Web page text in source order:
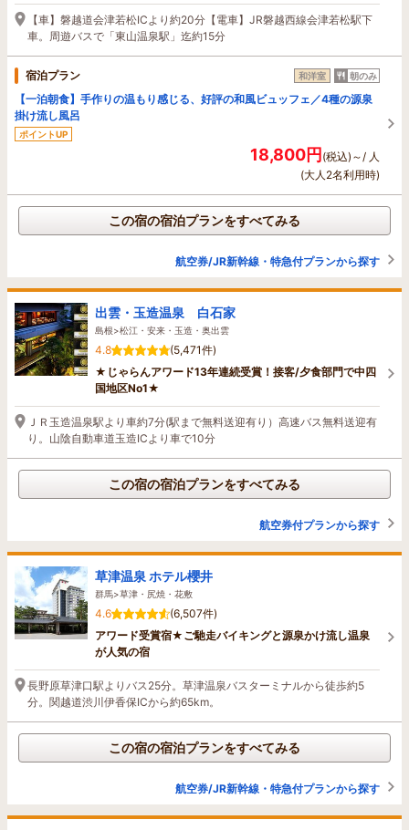
【車】磐越道会津若松ICより約20分【電車】JR磐越西線会津若松駅下
車。周遊バスで「東山温泉駅」迄約15分
宿泊プラン 和洋室 朝のみ
【一泊朝食】手作りの温もり感じる、好評の和風ビュッフェ／4種の源泉
掛け流し風呂
ポイントUP
18,800円(税込)～/ 人
(大人2名利用時)
この宿の宿泊プランをすべてみる
航空券/JR新幹線・特急付プランから探す
出雲・玉造温泉 白石家
島根>松江・安来・玉造・奥出雲
4.8
(5,471件)
★じゃらんアワード13年連続受賞！接客/夕食部門で中四
国地区No1★
ＪＲ玉造温泉駅より車約7分(駅まで無料送迎有り）高速バス無料送迎有
り。山陰自動車道玉造ICより車で10分
この宿の宿泊プランをすべてみる
航空券付プランから探す
草津温泉 ホテル櫻井
群馬>草津・尻焼・花敷
4.6
(6,507件)
アワード受賞宿★ご馳走バイキングと源泉かけ流し温泉
が人気の宿
長野原草津口駅よりバス25分。草津温泉バスターミナルから徒歩約5
分。関越道渋川伊香保ICから約65km。
この宿の宿泊プランをすべてみる
航空券/JR新幹線・特急付プランから探す